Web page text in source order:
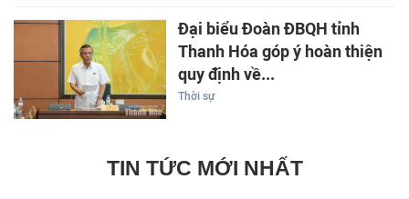
Đại biểu Đoàn ĐBQH tỉnh
Thanh Hóa góp ý hoàn thiện
quy định về...
Thời sự
TIN TỨC MỚI NHẤT